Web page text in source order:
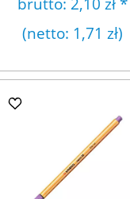
(netto: 1,71 zł)